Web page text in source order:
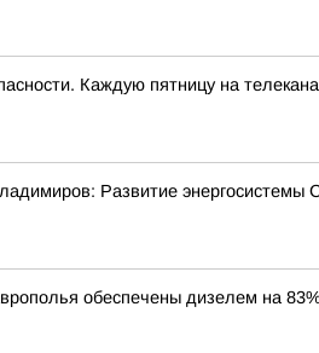
Каждую пятницу на
Развитие
обеспечены дизелем на